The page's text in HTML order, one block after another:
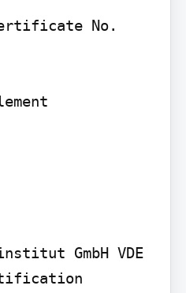
No.
GmbH VDE